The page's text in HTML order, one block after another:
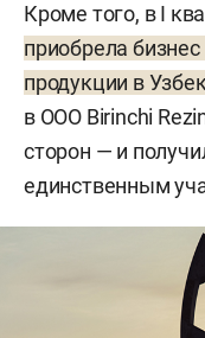
Кроме того, в I
приобрела
продукции в
в ООО Birinchi
сторон — и
единственным